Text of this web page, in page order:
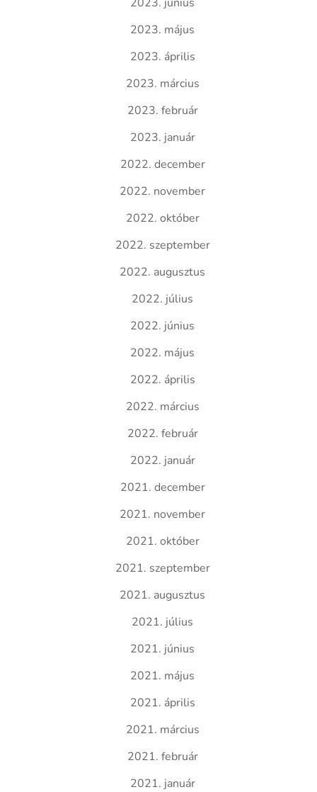
2023. május
2023. április
2023. március
2023. február
2023. január
2022. december
2022. november
2022. október
2022. szeptember
2022. augusztus
2022. július
2022. június
2022. május
2022. április
2022. március
2022. február
2022. január
2021. december
2021. november
2021. október
2021. szeptember
2021. augusztus
2021. július
2021. június
2021. május
2021. április
2021. március
2021. február
2021. január